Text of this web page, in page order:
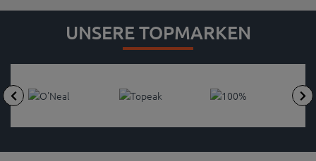
UNSERE TOPMARKEN